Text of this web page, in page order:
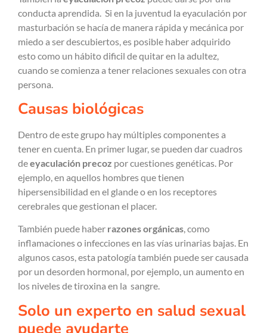
conducta aprendida. Si en la juventud la eyaculación por
masturbación se hacía de manera rápida y mecánica por
miedo a ser descubiertos, es posible haber adquirido
esto como un hábito dificil de quitar en la adultez,
cuando se comienza a tener relaciones sexuales con otra
persona.
Causas biológicas
Dentro de este grupo hay múltiples componentes a
tener en cuenta. En primer lugar, se pueden dar cuadros
deeyaculación precoz por cuestiones genéticas. Por
ejemplo, en aquellos hombres que tienen
hipersensibilidad en el glande o en los receptores
cerebrales que gestionan el placer.
También puede haber razones orgánicas, como
inflamaciones o infecciones en las vías urinarias bajas. En
algunos casos, esta patología también puede ser causada
por un desorden hormonal, por ejemplo, un aumento en
los niveles de tiroxina en la sangre.
Solo un experto en salud sexual
puede ayudarte